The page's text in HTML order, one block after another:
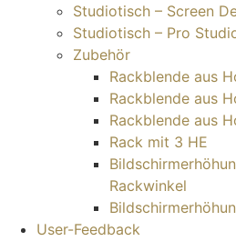
Studiotisch – Screen
Studiotisch – Pro
Zubehör
Rackblende aus
Rackblende aus
Rackblende aus
Rack mit 3 HE
Rackwinkel
User-Feedback